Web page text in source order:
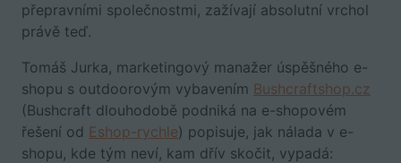
přepravními společnostmi, zažívají absolutní vrchol
právě teď.
Tomáš Jurka, marketingový manažer úspěšného e-
shopu s outdoorovým vybavením Bushcraftshop.cz
(Bushcraft dlouhodobě podniká na e-shopovém
řešení od Eshop-rychle) popisuje, jak nálada v e-
shopu, kde tým neví, kam dřív skočit, vypadá: